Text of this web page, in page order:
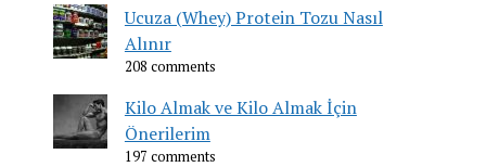
Ucuza (Whey) Protein Tozu Nasıl
Alınır
208 comments
Kilo Almak ve Kilo Almak İçin
Önerilerim
197 comments